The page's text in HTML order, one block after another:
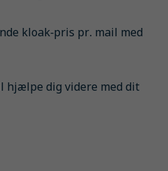
kloak-pris pr. mail med
hjælpe dig videre med dit